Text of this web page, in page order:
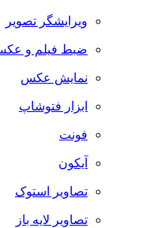
ویرایشگر تصویر
ضبط فيلم و
نمایش عکس
ابزار فتوشاپ
فونت
آیکون
تصاویر استوک
تصاویر لایه باز